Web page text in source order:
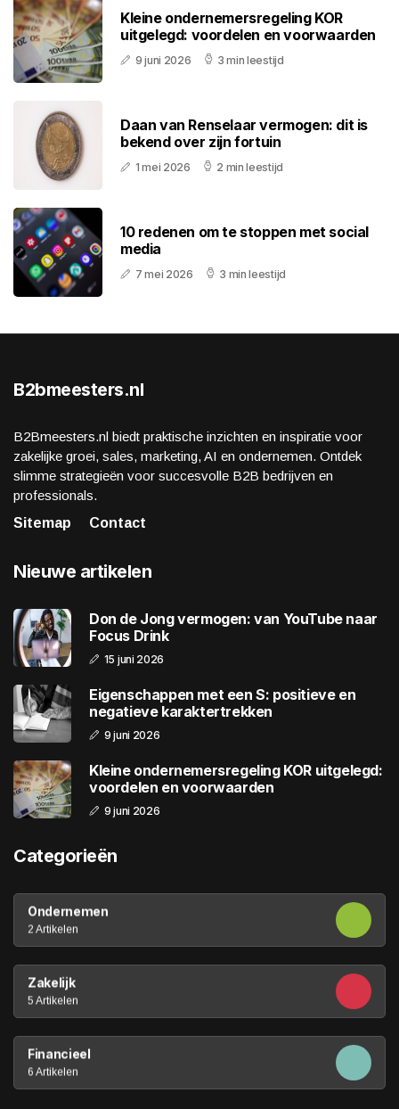
Kleine ondernemersregeling KOR
uitgelegd: voordelen en voorwaarden
9 juni 2026 3 min leestijd
Daan van Renselaar vermogen: dit is
bekend over zijn fortuin
1 mei 2026 2 min leestijd
10 redenen om te stoppen met social
media
7 mei 2026 3 min leestijd
B2bmeesters.nl
B2Bmeesters.nl biedt praktische inzichten en inspiratie voor
zakelijke groei, sales, marketing, AI en ondernemen. Ontdek
slimme strategieën voor succesvolle B2B bedrijven en
professionals.
Sitemap
Contact
Nieuwe artikelen
Don de Jong vermogen: van YouTube naar
Focus Drink
15 juni 2026
Eigenschappen met een S: positieve en
negatieve karaktertrekken
9 juni 2026
Kleine ondernemersregeling KOR uitgelegd:
voordelen en voorwaarden
9 juni 2026
Categorieën
Ondernemen
2 Artikelen
Zakelijk
5 Artikelen
Financieel
6 Artikelen